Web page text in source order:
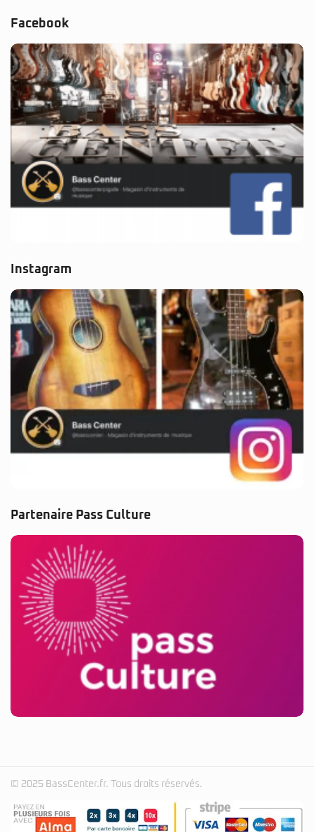
Facebook
Instagram
Partenaire Pass Culture
© 2025 BassCenter.fr. Tous droits réservés.